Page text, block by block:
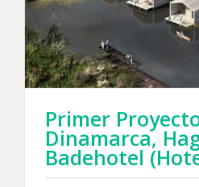
Primer
Dinamarca,
Badehotel